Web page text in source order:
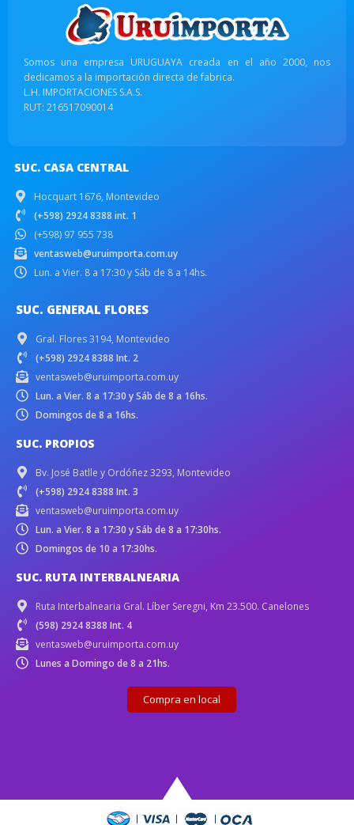
Somos una empresa URUGUAYA creada en el año 2000, nos
dedicamos a la importación directa de fabrica.
L.H. IMPORTACIONES S.A.S.
RUT: 216517090014
SUC. CASA CENTRAL
Hocquart 1676, Montevideo
(+598) 2924 8388 int. 1
(+598) 97 955 738
ventasweb@uruimporta.com.uy
Lun. a Vier. 8 a 17:30 y Sáb de 8 a 14hs.
SUC. GENERAL FLORES
Gral. Flores 3194, Montevideo
(+598) 2924 8388 Int. 2
ventasweb@uruimporta.com.uy
Lun. a Vier. 8 a 17:30 y Sáb de 8 a 16hs.
Domingos de 8 a 16hs.
SUC. PROPIOS
Bv. José Batlle y Ordóñez 3293, Montevideo
(+598) 2924 8388 Int. 3
ventasweb@uruimporta.com.uy
Lun. a Vier. 8 a 17:30 y Sáb de 8 a 17:30hs.
Domingos de 10 a 17:30hs.
SUC. RUTA INTERBALNEARIA
Ruta Interbalnearia Gral. Líber Seregni, Km 23.500. Canelones
(598) 2924 8388 Int. 4
ventasweb@uruimporta.com.uy
Lunes a Domingo de 8 a 21hs.
Compra en local